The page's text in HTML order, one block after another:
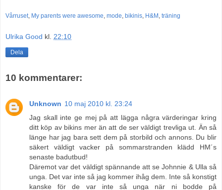
Vårruset, My parents were awesome, mode, bikinis, H&M , träning
Ulrika Good kl. 22:10
Dela
10 kommentarer:
Unknown 10 maj 2010 kl. 23:24
Jag skall inte ge mej på att lägga några värderingar kring
ditt köp av bikins mer än att de ser väldigt trevliga ut. Än så
länge har jag bara sett dem på storbild och annons. Du blir
säkert väldigt vacker på sommarstranden klädd HM´s
senaste badutbud!
Däremot var det väldigt spännande att se Johnnie & Ulla så
unga. Det var inte så jag kommer ihåg dem. Inte så konstigt
kanske för de var inte så unga när ni bodde på